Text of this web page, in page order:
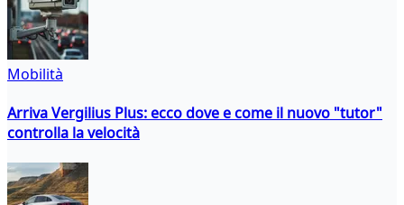
Mobilità
Arriva Vergilius Plus: ecco dove e come il nuovo "tutor"
controlla la velocità